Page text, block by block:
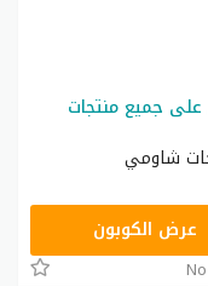
جميع منتجات
شاومي
عرض الكوبون